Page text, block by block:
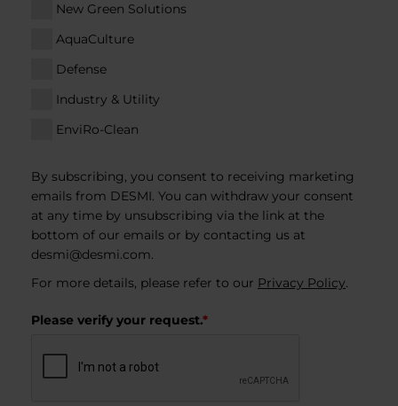
New Green Solutions
AquaCulture
Defense
Industry & Utility
EnviRo-Clean
By subscribing, you consent to receiving marketing
emails from DESMI. You can withdraw your consent
at any time by unsubscribing via the link at the
bottom of our emails or by contacting us at
desmi@desmi.com.
For more details, please refer to our Privacy Policy.
Please verify your request.*